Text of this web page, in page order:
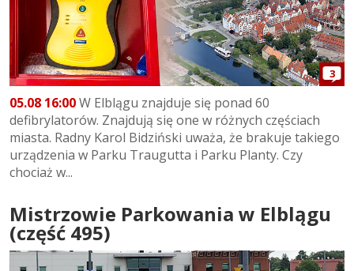
3
05.08 16:00W Elblągu znajduje się ponad 60
defibrylatorów. Znajdują się one w różnych częściach
miasta. Radny Karol Bidziński uważa, że brakuje takiego
urządzenia w Parku Traugutta i Parku Planty. Czy
chociaż w...
Mistrzowie Parkowania w Elblągu
(część 495)